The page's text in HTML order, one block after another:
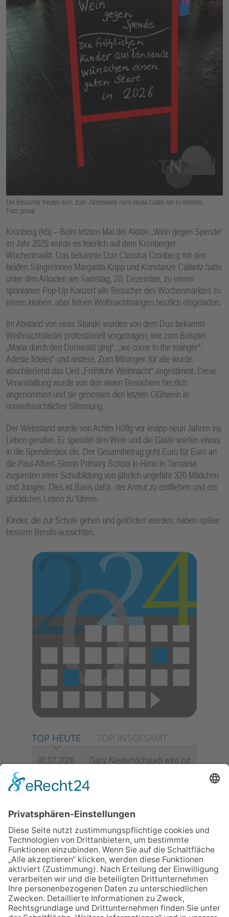
Die Besucher freuten sich, zum Jahresende noch etwas Gutes tun zu können.
Foto: privat
Kronberg (kb) – Beim letzten Mal der Aktion „Wein gegen Spende“
im Jahr 2025 wurde es feierlich auf dem Kronberger
Wochenmarkt. Das bekannte Duo Classica Cronberg mit den
beiden Sängerinnen Margarita Kopp und Konstanze Callwitz hatte
unter den Arkaden am Samstag, 20. Dezember, zu einem
spontanen Pop-Up Konzert alle Besucher des Wochenmarktes zu
einem kleinen, aber feinen Weihnachtssingen herzlich eingeladen.
Im Abstand von einer Stunde wurden von dem Duo bekannte
Weihnachtslieder professionell vorgetragen, wie zum Beispiel
„Maria durch den Dornwald ging“, „we come to the manger“,
Adeste fideles“ und andere. Zum Mitsingen für alle wurde
abschließend das Lied „Fröhliche Weihnacht“ angestimmt. Diese
Veranstaltung wurde von den vielen Besuchern herzlich
angenommen und sie genossen den letzten Glühwein in
vorweihnachtlicher Stimmung.
Der Weinstand wurde von Achim Höfig vor knapp neun Jahren ins
Leben gerufen. Er spendet den Wein und die Gäste werfen etwas
in die Spendenbox ein. Der Gesamtbetrag geht Euro für Euro an
die Paul-Albert-Simon Primary School in Himo in Tansania
zugunsten einer Schulbildung von jährlich ungefähr 320 Mädchen
und Jungen. Dies ist Basis dafür, der Armut zu entfliehen und ein
glückliches Leben zu führen.
Kinder, die zur Schule gehen und gefördert werden, haben später
bessere Berufs-aussichten.
TOP HEUTE TOP INSGESAMT
30.07.2026
Ganz Niederhöchstadt wird zur
06.08.2026
Jugendchor Hochtaunus
Programm „Changes“
Sommerabend: Der Rettershof
lädt wieder zum Weinfest ein
06.08.2026
Hisamoto und Tölke begeistern
mit Werken von Walter
Wachsmuth
06.08.2026
„die 80er live“ – Die große
Stadiontour kommt nach
E